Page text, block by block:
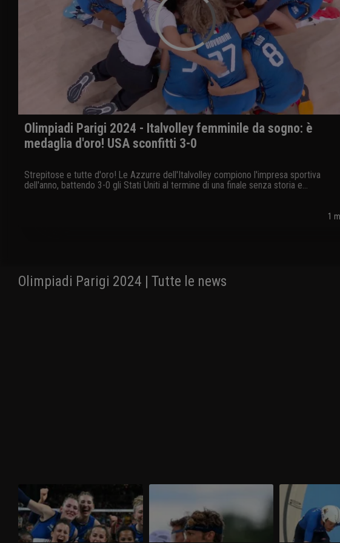
Olimpiadi Parigi 2024 - Italvolley femminile da sogno: è
medaglia d'oro! USA sconfitti 3-0
Strepitose e tutte d'oro! Le Azzurre dell'Italvolley compiono l'impresa sportiva
dell'anno, battendo 3-0 gli Stati Uniti al termine di una finale senza storia e
1
Olimpiadi Parigi 2024 | Tutte le news
Olimpiadi Parigi 2024 | Italvolley
femminile da sogno: è medaglia
d'oro! USA sconfitti 3-0
Strepitose e tutte d'oro! Le Azzurre
dell'Italvolley compiono l'impresa
sportiva dell'anno, battendo 3-0 gli Stati
Con un finale fantastico nella laser run,
Giorgio Malan rimonta e conquista una
medaglia che all'Italia mancava da
Olimpiadi Parigi
su pista, Viviani
prendono
Dopo lo strepitoso
femminile, l'Italia
nella Madison